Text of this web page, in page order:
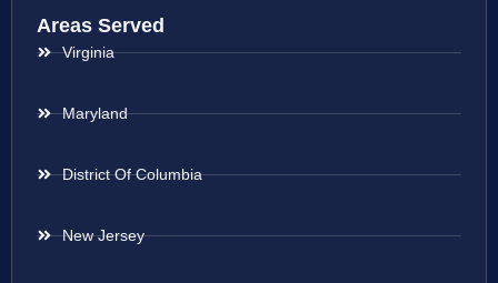
Areas Served
Virginia
Maryland
District Of Columbia
New Jersey